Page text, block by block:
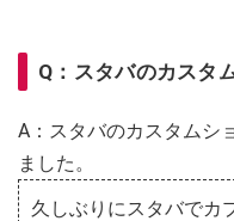
Q：スタバのカスタ
A：スタバのカスタムシ
ました。
久しぶりにスタバでカ